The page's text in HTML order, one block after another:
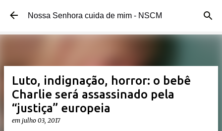
Pular para o conteúdo principal
Nossa Senhora cuida de mim - NSCM
Luto, indignação, horror: o bebê
Charlie será assassinado pela
“justiça” europeia
em julho 03, 2017